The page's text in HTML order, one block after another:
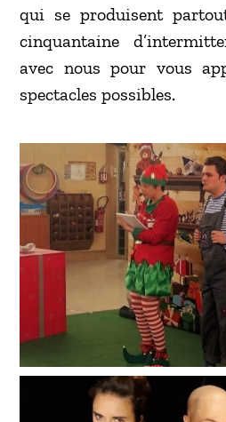
qui se produisent
cinquantaine
avec nous pour vous
spectacles possibles.